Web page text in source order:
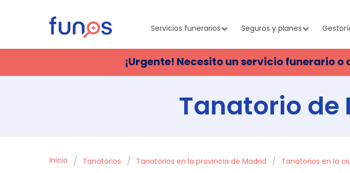
Servicios funerarios Seguros y planes
¡Urgente! Necesito un servicio funerario
Tanatorio de
Inicio Tanatorios Tanatorios en la provincia de Madrid Tanatorios en la